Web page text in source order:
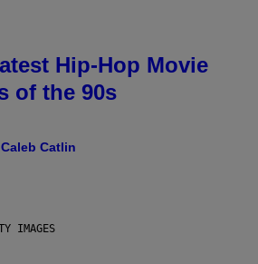
Hip-Hop Movie
of the 90s
Caleb Catlin
IMAGES